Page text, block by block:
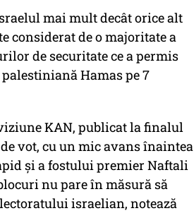
mai mult decât orice alt
considerat de o majoritate a
de securitate ce a permis
Hamas pe 7
KAN, publicat la finalul
vot, cu un mic avans înaintea
şi a fostului premier Naftali
nu pare în măsură să
israelian, notează